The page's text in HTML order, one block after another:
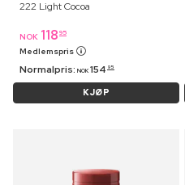
222 Light Cocoa
NOK 118 95
Medlemspris
Normalpris: NOK 154 95
KJØP